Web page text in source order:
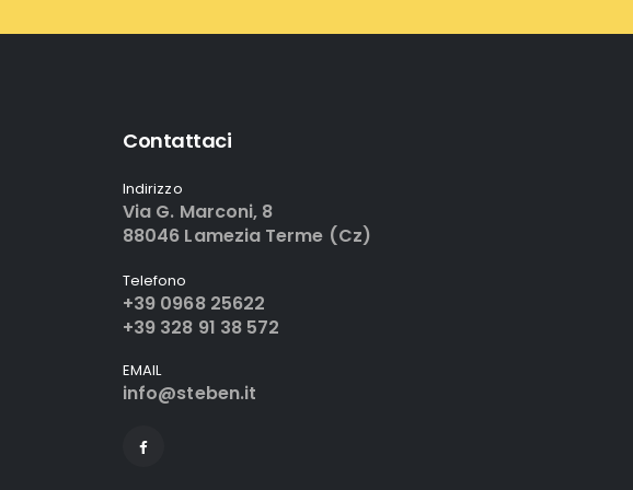
Contattaci
Indirizzo
Via G. Marconi, 8
88046 Lamezia Terme (Cz)
Telefono
+39 0968 25622
+39 328 91 38 572
EMAIL
info@steben.it